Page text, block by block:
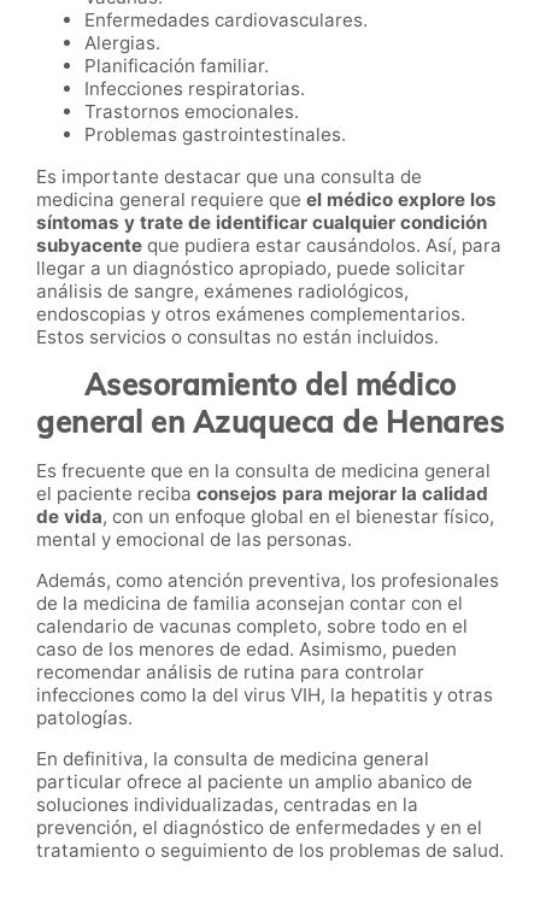
Enfermedades cardiovasculares.
Alergias.
Planificación familiar.
Infecciones respiratorias.
Trastornos emocionales.
Problemas gastrointestinales.
Es importante destacar que una consulta de
medicina general requiere que el médico explore los
síntomas y trate de identificar cualquier condición
subyacente que pudiera estar causándolos. Así, para
llegar a un diagnóstico apropiado, puede solicitar
análisis de sangre, exámenes radiológicos,
endoscopias y otros exámenes complementarios.
Estos servicios o consultas no están incluidos.
Asesoramiento del médico
general en Azuqueca de Henares
Es frecuente que en la consulta de medicina general
el paciente reciba consejos para mejorar la calidad
de vida, con un enfoque global en el bienestar físico,
mental y emocional de las personas.
Además, como atención preventiva, los profesionales
de la medicina de familia aconsejan contar con el
calendario de vacunas completo, sobre todo en el
caso de los menores de edad. Asimismo, pueden
recomendar análisis de rutina para controlar
infecciones como la del virus VIH, la hepatitis y otras
patologías.
En definitiva, la consulta de medicina general
particular ofrece al paciente un amplio abanico de
soluciones individualizadas, centradas en la
prevención, el diagnóstico de enfermedades y en el
tratamiento o seguimiento de los problemas de salud.